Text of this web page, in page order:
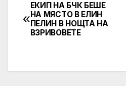
Post
navigation
ЕКИП НА БЧК БЕШЕ
НА МЯСТО В ЕЛИН
ПЕЛИН В НОЩТА НА
ВЗРИВОВЕТЕ